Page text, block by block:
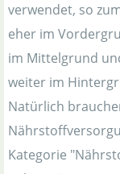
verwendet, so
eher im
im Mittelgrund
weiter im
Natürlich
Kategorie